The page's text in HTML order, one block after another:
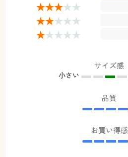
サイズ感
小さい
品質
お買い得感